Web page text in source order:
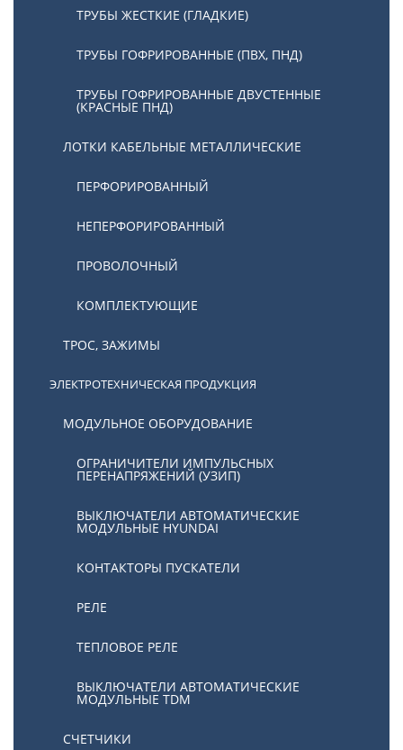
ТРУБЫ ЖЕСТКИЕ (ГЛАДКИЕ)
ТРУБЫ ГОФРИРОВАННЫЕ (ПВХ, ПНД)
ТРУБЫ ГОФРИРОВАННЫЕ ДВУСТЕННЫЕ
(КРАСНЫЕ ПНД)
ЛОТКИ КАБЕЛЬНЫЕ МЕТАЛЛИЧЕСКИЕ
ПЕРФОРИРОВАННЫЙ
НЕПЕРФОРИРОВАННЫЙ
ПРОВОЛОЧНЫЙ
КОМПЛЕКТУЮЩИЕ
ТРОС, ЗАЖИМЫ
ЭЛЕКТРОТЕХНИЧЕСКАЯ ПРОДУКЦИЯ
МОДУЛЬНОЕ ОБОРУДОВАНИЕ
ОГРАНИЧИТЕЛИ ИМПУЛЬСНЫХ
ПЕРЕНАПРЯЖЕНИЙ (УЗИП)
ВЫКЛЮЧАТЕЛИ АВТОМАТИЧЕСКИЕ
МОДУЛЬНЫЕ HYUNDAI
КОНТАКТОРЫ ПУСКАТЕЛИ
РЕЛЕ
ТЕПЛОВОЕ РЕЛЕ
ВЫКЛЮЧАТЕЛИ АВТОМАТИЧЕСКИЕ
МОДУЛЬНЫЕ TDM
СЧЕТЧИКИ